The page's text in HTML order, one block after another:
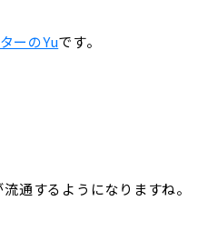
ーのYuです。
通するようになりますね。